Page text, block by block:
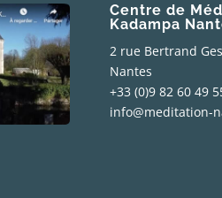
Centre de
Kadampa
2 rue Bertrand
Nantes
+33 (0)9 82 60 49
info@meditation-